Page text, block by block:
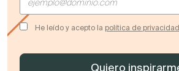
He leído y acepto la política de privacidad